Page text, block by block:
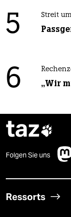
5 Streit
6 „Wir
taz
Folgen Sie uns
Ressorts